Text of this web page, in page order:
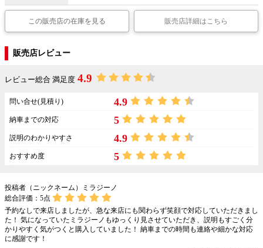
この販売店の在庫を見る 販売店詳細はこちら
販売店レビュー
レビュー総合 満足度 4.9
問い合せ(見積り) 4.9
納車までの対応 5
説明のわかりやすさ 4.9
おすすめ度 5
投稿者（ニックネーム）ミラジーノ
総合評価： 5点
予約なしで来店しましたが、急な来店にも関わらず笑顔で対応していただきまし
た！ 気になっていたミラジーノもゆっくり見させていただき、説明もすごく分
かりやすく気がつくと購入していました！ 納車までの時間も連絡や細かな対応
に感謝です！